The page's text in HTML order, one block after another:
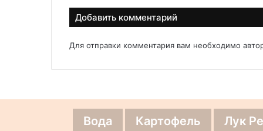
Добавить комментарий
Для отправки комментария вам необходимо
Вода Картофель Лук